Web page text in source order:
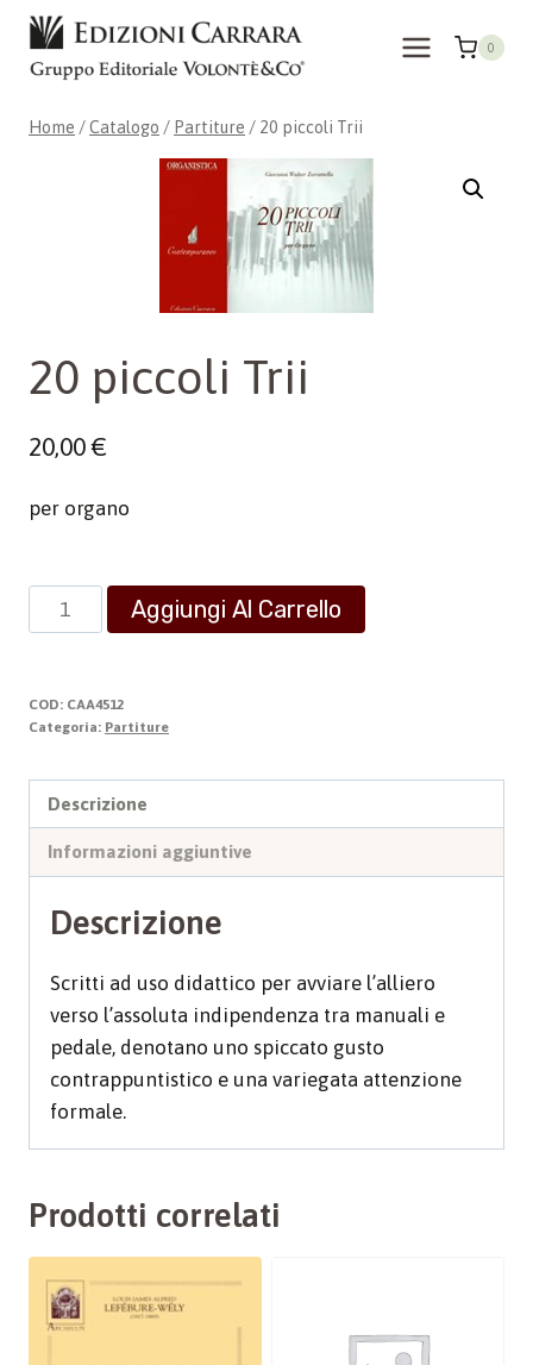
Salta
contenuto
0
Home /Catalogo / Partiture / 20 piccoli Trii
20 piccoli Trii
20,00€
per organo
piccoli
quantità
Aggiungi Al Carrello
COD: CAA4512
Categoria: Partiture
Descrizione
Informazioni aggiuntive
Descrizione
Scritti ad uso didattico per avviare l’alliero
verso l’assoluta indipendenza tra manuali e
pedale, denotano uno spiccato gusto
contrappuntistico e una variegata attenzione
formale.
Prodotti correlati